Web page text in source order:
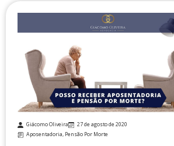
Giácomo Oliveira
27 de agosto de 2020
Aposentadoria, Pensão Por Morte